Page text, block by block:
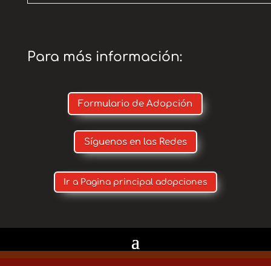
Para más información:
Formulario de Adopción
Síguenos en las Redes
Ir a Pagina principal adopciones